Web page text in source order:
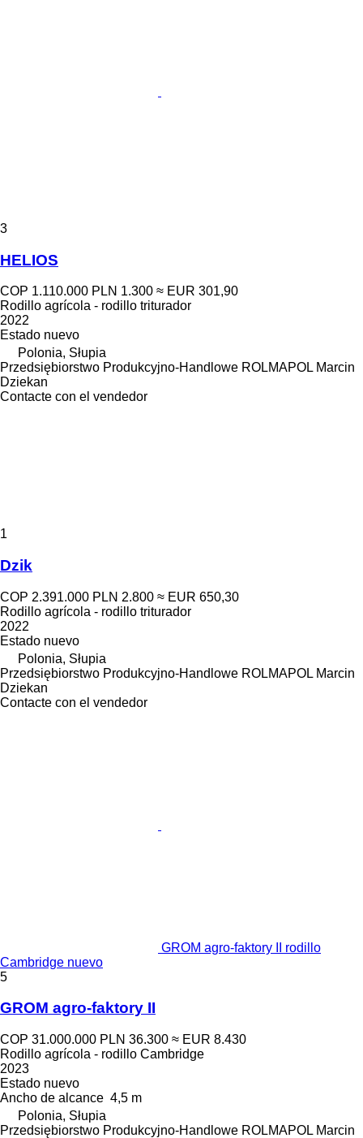
3
HELIOS
COP 1.110.000 PLN 1.300 ≈ EUR 301,90
Rodillo agrícola - rodillo triturador
2022
Estado nuevo
Polonia, Słupia
Przedsiębiorstwo Produkcyjno-Handlowe ROLMAPOL Marcin
Dziekan
Contacte con el vendedor
1
Dzik
COP 2.391.000 PLN 2.800 ≈ EUR 650,30
Rodillo agrícola - rodillo triturador
2022
Estado nuevo
Polonia, Słupia
Przedsiębiorstwo Produkcyjno-Handlowe ROLMAPOL Marcin
Dziekan
Contacte con el vendedor
GROM agro-faktory II rodillo
Cambridge nuevo
5
GROM agro-faktory II
COP 31.000.000 PLN 36.300 ≈ EUR 8.430
Rodillo agrícola - rodillo Cambridge
2023
Estado nuevo
Ancho de alcance 4,5 m
Polonia, Słupia
Przedsiębiorstwo Produkcyjno-Handlowe ROLMAPOL Marcin